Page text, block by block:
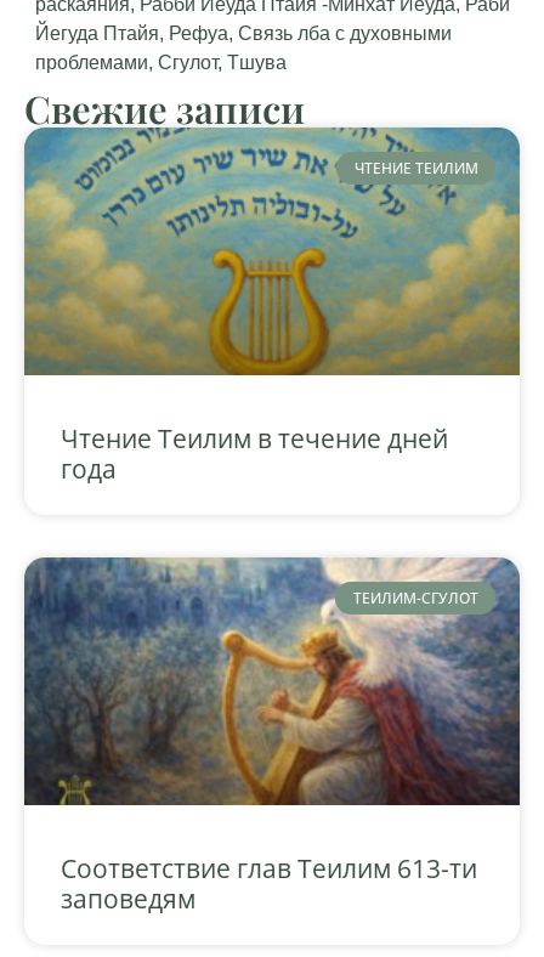
раскаяния, Рабби Йеуда Птайя -Минхат Йеуда, Раби
Йегуда Птайя, Рефуа, Связь лба с духовными
проблемами, Сгулот, Тшува
Свежие записи
ЧТЕНИЕ ТЕИЛИМ
Чтение Теилим в течение дней
года
ТЕИЛИМ-СГУЛОТ
Соответствие глав Теилим 613-ти
заповедям